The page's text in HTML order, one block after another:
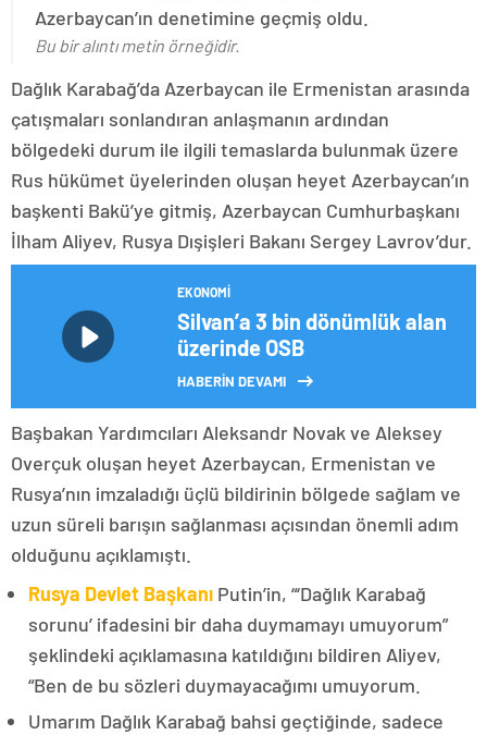
Azerbaycan’ın denetimine geçmiş oldu.
Bu bir alıntı metin örneğidir.
Dağlık Karabağ’da Azerbaycan ile Ermenistan arasında
çatışmaları sonlandıran anlaşmanın ardından
bölgedeki durum ile ilgili temaslarda bulunmak üzere
Rus hükümet üyelerinden oluşan heyet Azerbaycan’ın
başkenti Bakü’ye gitmiş, Azerbaycan Cumhurbaşkanı
İlham Aliyev, Rusya Dışişleri Bakanı Sergey Lavrov’dur.
EKONOMI
Silvan’a 3 bin dönümlük alan
üzerinde OSB
HABERİN DEVAMI
Başbakan Yardımcıları Aleksandr Novak ve Aleksey
Overçuk oluşan heyet Azerbaycan, Ermenistan ve
Rusya’nın imzaladığı üçlü bildirinin bölgede sağlam ve
uzun süreli barışın sağlanması açısından önemli adım
olduğunu açıklamıştı.
Rusya Devlet Başkanı Putin’in, “‘Dağlık Karabağ
sorunu’ ifadesini bir daha duymamayı umuyorum”
şeklindeki açıklamasına katıldığını bildiren Aliyev,
“Ben de bu sözleri duymayacağımı umuyorum.
Umarım Dağlık Karabağ bahsi geçtiğinde, sadece